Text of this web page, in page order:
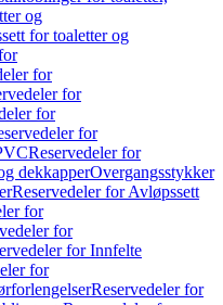
og
for toaletter og
for
for
for
for
Reservedeler for
dekkapperOvergangsstykker
Reservedeler for Avløpssett
for
for
for Innfelte
for
Reservedeler for